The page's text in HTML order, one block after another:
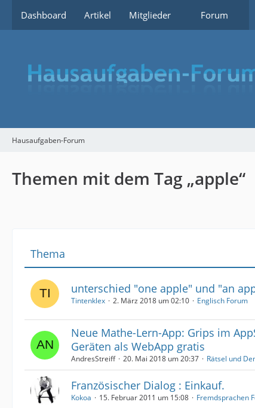
Dashboard Artikel Mitglieder Forum
Hausaufgaben-Forum
Themen mit dem Tag „apple“
Thema
unterschied "one apple" und "an
Tintenklex 2. März 2018 um 02:10 Englisch Forum
Neue Mathe-Lern-App: Grips im
Geräten als WebApp gratis
AndresStreiff 20. Mai 2018 um 20:37 Rätsel und
Französischer Dialog : Einkauf.
Kokoa 15. Februar 2011 um 15:08 Fremdsprachen